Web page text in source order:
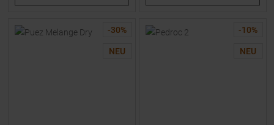
-30%
NEU
-10%
NEU